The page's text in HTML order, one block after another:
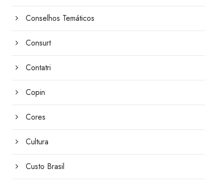
Conselhos Temáticos
Consurt
Contatri
Copin
Cores
Cultura
Custo Brasil